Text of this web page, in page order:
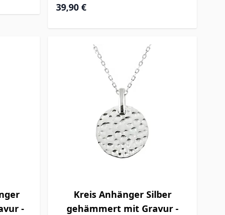
39,90 €
-
Kreis Anhänger Silber
gehämmert mit Gravur -